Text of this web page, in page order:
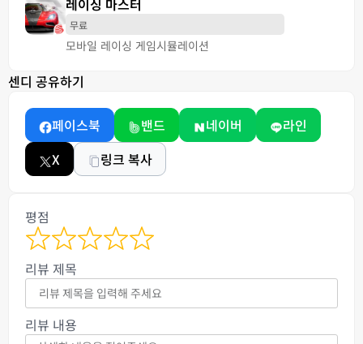
무료
모바일 레이싱 게임시뮬레이션
센디 공유하기
페이스북 밴드 네이버
라인
X
링크 복사
평점
리뷰 제목
리뷰 내용